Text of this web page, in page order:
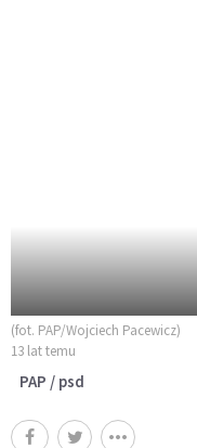
(fot. PAP/Wojciech Pacewicz)
13 lat temu
PAP / psd